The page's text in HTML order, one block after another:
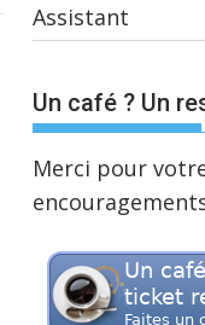
Assistant
Un café ? Un
Merci pour